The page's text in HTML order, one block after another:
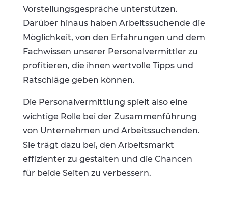
Vorstellungsgespräche unterstützen.
Darüber hinaus haben Arbeitssuchende die
Möglichkeit, von den Erfahrungen und dem
Fachwissen unserer Personalvermittler zu
profitieren, die ihnen wertvolle Tipps und
Ratschläge geben können.
Die Personalvermittlung spielt also eine
wichtige Rolle bei der Zusammenführung
von Unternehmen und Arbeitssuchenden.
Sie trägt dazu bei, den Arbeitsmarkt
effizienter zu gestalten und die Chancen
für beide Seiten zu verbessern.